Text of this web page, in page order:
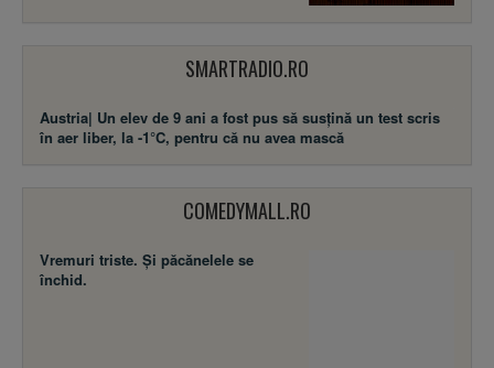
SMARTRADIO.RO
Austria| Un elev de 9 ani a fost pus să susţină un test scris
în aer liber, la -1°C, pentru că nu avea mască
COMEDYMALL.RO
Vremuri triste. Şi păcănelele se
închid.